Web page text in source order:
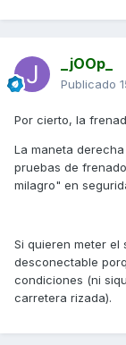
_jOOp_
Publicado
Por cierto, la
La maneta
pruebas de
milagro" en
Si quieren meter el
desconectable
condiciones (ni
carretera rizada).